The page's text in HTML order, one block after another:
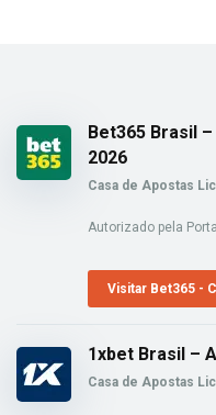
Bet365 Brasil –
2026
Casa de Apostas
Autorizado pela
Visitar Bet365 -
1xbet Brasil –
Casa de Apostas